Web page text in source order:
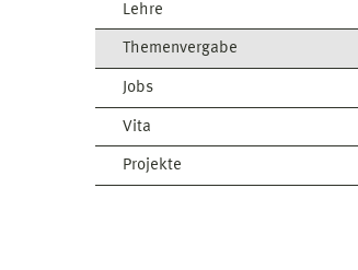
Lehre
Themenvergabe
Jobs
Vita
Projekte